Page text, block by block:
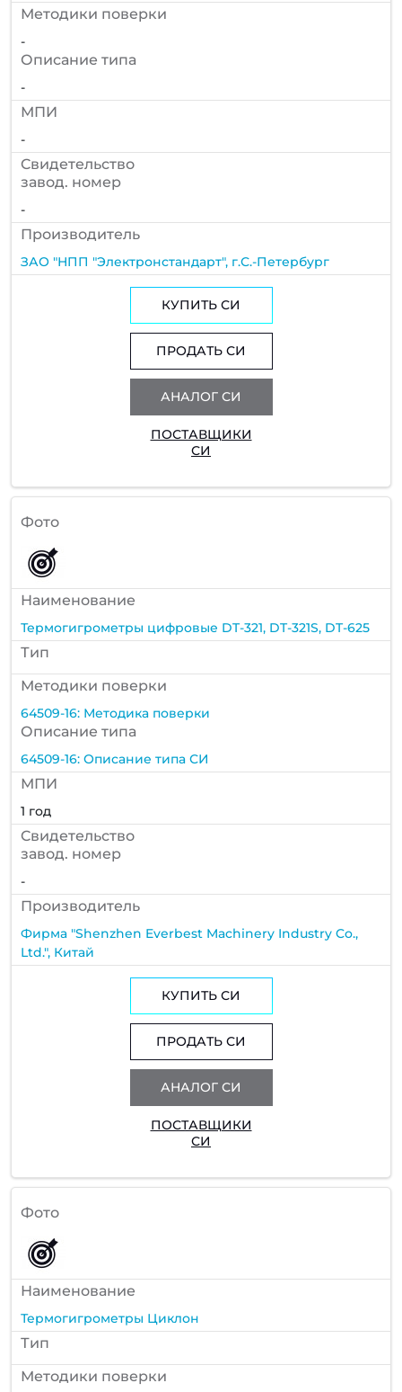
Методики поверки
-
Описание типа
-
МПИ
-
Cвидетельство
завод. номер
-
Производитель
ЗАО "НПП "Электронстандарт", г.С.-Петербург
КУПИТЬ СИ
ПРОДАТЬ СИ
АНАЛОГ СИ
ПОСТАВЩИКИ
СИ
Фото
Наименование
Термогигрометры цифровые DT-321, DT-321S, DT-625
Тип
Методики поверки
64509-16: Методика поверки
Описание типа
64509-16: Описание типа СИ
МПИ
1 год
Cвидетельство
завод. номер
-
Производитель
Фирма "Shenzhen Everbest Machinery Industry Co.,
Ltd.", Китай
КУПИТЬ СИ
ПРОДАТЬ СИ
АНАЛОГ СИ
ПОСТАВЩИКИ
СИ
Фото
Наименование
Термогигрометры Циклон
Тип
Методики поверки